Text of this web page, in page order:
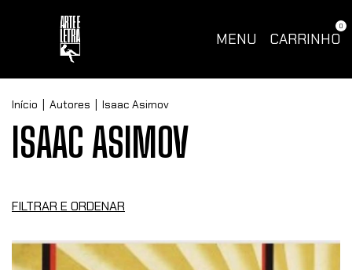
MENU CARRINHO
0
Início Autores Isaac Asimov
ISAAC ASIMOV
FILTRAR E ORDENAR